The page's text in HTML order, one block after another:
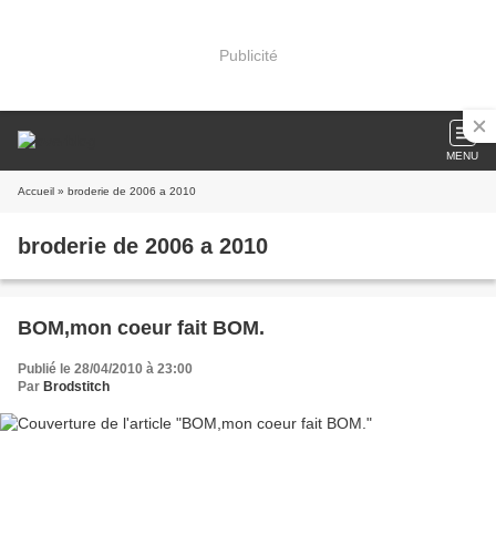
Publicité
MENU
Accueil » broderie de 2006 a 2010
broderie de 2006 a 2010
BOM,mon coeur fait BOM.
Publié le 28/04/2010 à 23:00
Par Brodstitch